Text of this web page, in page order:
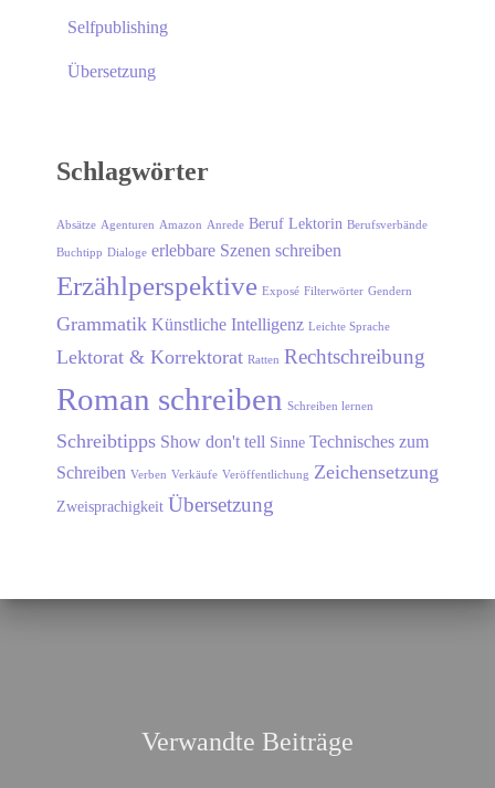
Selfpublishing
Übersetzung
Schlagwörter
Absätze Agenturen Amazon Anrede Beruf Lektorin Berufsverbände
Buchtipp Dialoge erlebbare Szenen schreiben
Erzählperspektive Exposé Filterwörter Gendern
Grammatik Künstliche Intelligenz Leichte Sprache
Lektorat & Korrektorat Ratten Rechtschreibung
Roman schreiben Schreiben lernen
Schreibtipps Show don't tell Sinne Technisches zum
Schreiben Verben Verkäufe Veröffentlichung Zeichensetzung
Zweisprachigkeit Übersetzung
Verwandte Beiträge